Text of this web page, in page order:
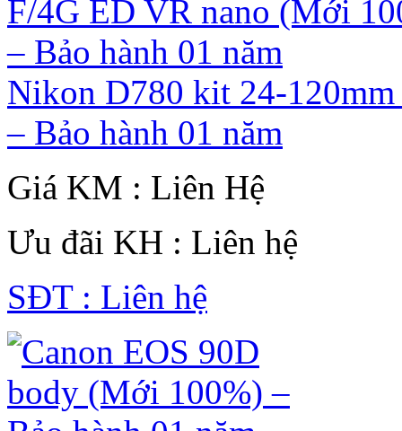
Nikon D780 kit 24-
– Bảo hành 01 năm
Giá KM : Liên Hệ
Ưu đãi KH : Liên hệ
SĐT : Liên hệ